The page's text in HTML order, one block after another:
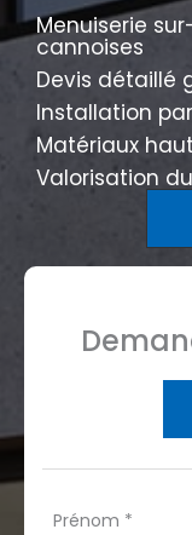
Menuiserie
cannoises
Devis détaillé
Installation
Matériaux
Valorisation
Formulaire
Prénom *